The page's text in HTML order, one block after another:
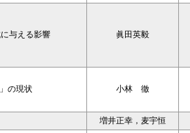
与える影響 眞田英毅
の現状 小林 徹
増井正幸，麦宇恒